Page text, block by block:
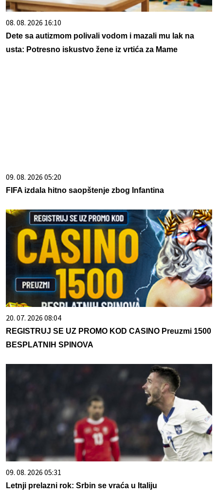
08. 08. 2026 16:10
Dete sa autizmom polivali vodom i mazali mu lak na
usta: Potresno iskustvo žene iz vrtića za Mame
09. 08. 2026 05:20
FIFA izdala hitno saopštenje zbog Infantina
20. 07. 2026 08:04
REGISTRUJ SE UZ PROMO KOD CASINO Preuzmi 1500
BESPLATNIH SPINOVA
09. 08. 2026 05:31
Letnji prelazni rok: Srbin se vraća u Italiju